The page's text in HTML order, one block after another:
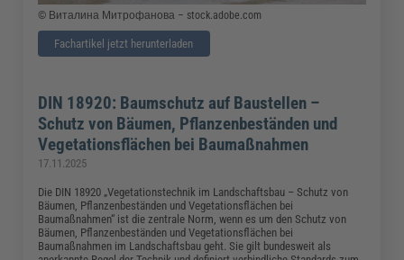
© Виталина Митрофанова – stock.adobe.com
Fachartikel jetzt herunterladen
DIN 18920: Baumschutz auf Baustellen –
Schutz von Bäumen, Pflanzenbeständen und
Vegetationsflächen bei Baumaßnahmen
17.11.2025
Die DIN 18920 „Vegetationstechnik im Landschaftsbau – Schutz von
Bäumen, Pflanzenbeständen und Vegetationsflächen bei
Baumaßnahmen“ ist die zentrale Norm, wenn es um den Schutz von
Bäumen, Pflanzenbeständen und Vegetationsflächen bei
Baumaßnahmen im Landschaftsbau geht. Sie gilt bundesweit als